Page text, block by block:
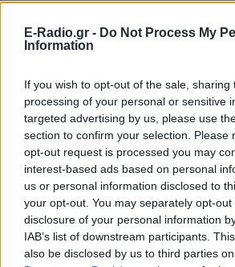
E-Radio.gr - Do Not Process My
Information
If you wish to opt-out of the sale, sharing
processing of your personal or sensitive
targeted advertising by us, please use
section to confirm your selection. Please
opt-out request is processed you may
interest-based ads based on personal
us or personal information disclosed to
your opt-out. You may separately opt-
disclosure of your personal information
IAB’s list of downstream participants.
also be disclosed by us to third parties